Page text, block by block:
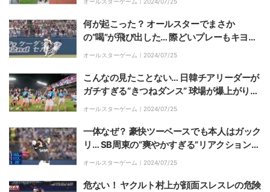
何が起こった？ オールスターでまさか
の“喝”が飛び出した… 際どいプレーもキヨシ
はキッパリ「悪いことには悪いと言ったほう
オールスターゲーム｜ 2024/07/25
こんなの見たことない… 日韓チアリーダーが
ガチすぎる“きつねダンス” 球場が爆上がり
「キレッキレだな」「ここまでになるとは」
オールスターゲーム｜ 2024/07/25
一体なぜ？ 豪快ツーベースでも本人はガック
リ… SB周東の“爽やかすぎる”リアクションが
話題に「惜しかったなw」「ウキョーかわい
オールスターゲーム｜ 2024/07/25
危ない！ ヤクルト村上が顔面スレスレの危険